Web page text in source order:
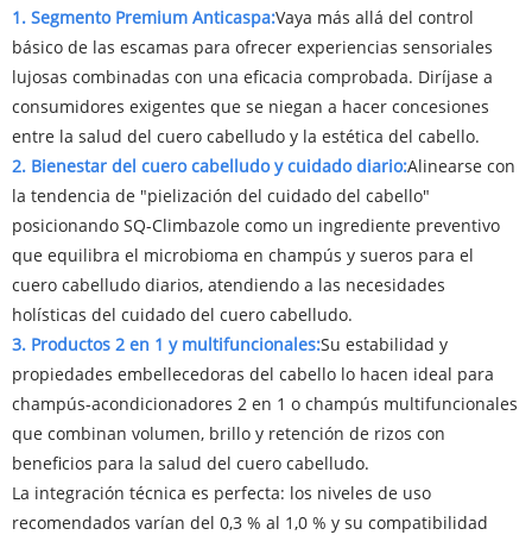
1. Segmento Premium Anticaspa:Vaya más allá del control
básico de las escamas para ofrecer experiencias sensoriales
lujosas combinadas con una eficacia comprobada. Diríjase a
consumidores exigentes que se niegan a hacer concesiones
entre la salud del cuero cabelludo y la estética del cabello.
2. Bienestar del cuero cabelludo y cuidado diario:Alinearse con
la tendencia de "pielización del cuidado del cabello"
posicionando SQ-Climbazole como un ingrediente preventivo
que equilibra el microbioma en champús y sueros para el
cuero cabelludo diarios, atendiendo a las necesidades
holísticas del cuidado del cuero cabelludo.
3. Productos 2 en 1 y multifuncionales:Su estabilidad y
propiedades embellecedoras del cabello lo hacen ideal para
champús-acondicionadores 2 en 1 o champús multifuncionales
que combinan volumen, brillo y retención de rizos con
beneficios para la salud del cuero cabelludo.
La integración técnica es perfecta: los niveles de uso
recomendados varían del 0,3 % al 1,0 % y su compatibilidad